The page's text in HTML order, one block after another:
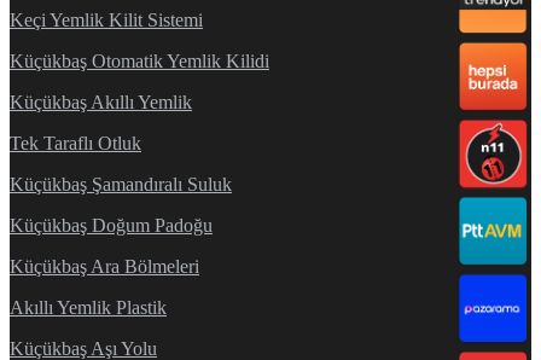
Keçi Yemlik Kilit Sistemi
Küçükbaş Otomatik Yemlik Kilidi
Küçükbaş Akıllı Yemlik
Tek Taraflı Otluk
Küçükbaş Şamandıralı Suluk
Küçükbaş Doğum Padoğu
Küçükbaş Ara Bölmeleri
Akıllı Yemlik Plastik
Küçükbaş Aşı Yolu